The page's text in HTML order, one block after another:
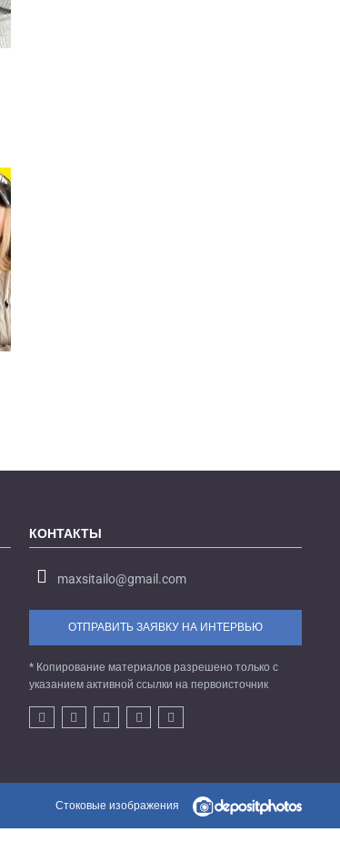
КОНТАКТЫ
maxsitailo@gmail.com
ОТПРАВИТЬ ЗАЯВКУ НА ИНТЕРВЬЮ
* Копирование материалов разрешено только с
указанием активной ссылки на первоисточник
Стоковые изображения